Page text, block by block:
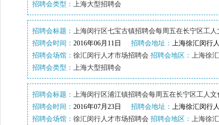
招聘会类型： 上海大型招聘会
招聘会标题： 上海闵行区七宝古镇招聘会每周五在长宁区工
招聘会时间： 2016年06月11日 招聘会地址： 上海徐汇闵行
招聘会场馆： 徐汇闵行人才市场招聘会 招聘会地区： 上海徐
招聘会类型： 上海大型招聘会
招聘会标题： 上海闵行区浦江镇招聘会每周五在长宁区工人
招聘会时间： 2016年07月23日 招聘会地址： 上海徐汇闵行
招聘会场馆： 徐汇闵行人才市场招聘会 招聘会地区： 上海徐